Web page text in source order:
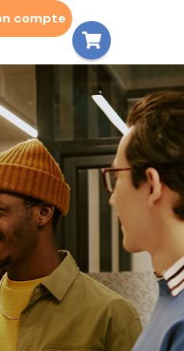
compte